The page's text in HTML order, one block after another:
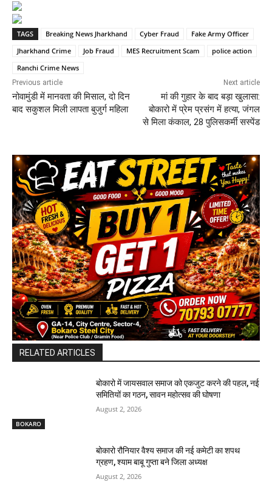
TAGS Breaking News Jharkhand Cyber Fraud
Fake Army Officer
Jharkhand Crime
Job Fraud MES Recruitment Scam
police action
Ranchi Crime News
Previous article
नोवामुंडी में मानवता की मिसाल, दो दिन
बाद सकुशल मिली लापता बुजुर्ग महिला
Next article
मां की गुहार के बाद बड़ा खुलासा:
बोकारो में प्रेम प्रसंग में हत्या, जंगल
से मिला कंकाल, 28 पुलिसकर्मी सस्पेंड
RELATED ARTICLES
BOKARO
बोकारो में जायसवाल समाज को एकजुट करने की पहल, नई
समितियों का गठन, सावन महोत्सव की घोषणा
August 2, 2026
बोकारो रौनियार वैश्य समाज की नई कमेटी का शपथ
ग्रहण, श्याम बाबू गुप्ता बने जिला अध्यक्ष
August 2, 2026